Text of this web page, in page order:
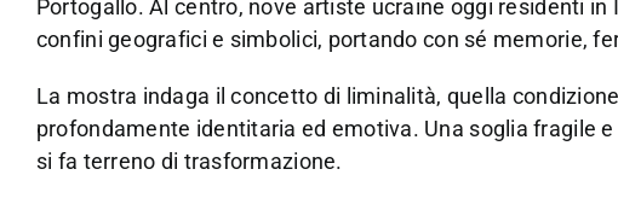
Portogallo. Al centro, nove artiste ucraine oggi residenti
confini geografici e simbolici, portando con sé memorie,
La mostra indaga il concetto di liminalità, quella
profondamente identitaria ed emotiva. Una soglia fragile
si fa terreno di trasformazione.